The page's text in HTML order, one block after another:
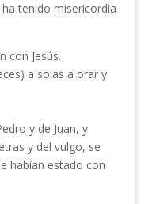
tenido misericordia
con Jesús.
a solas a orar y
y de Juan, y
y del vulgo, se
habían estado con